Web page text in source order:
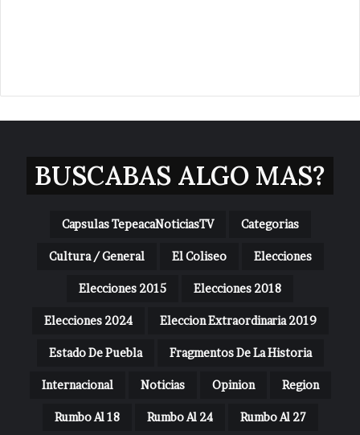
BUSCABAS ALGO MAS?
Capsulas TepeacaNoticiasTV Categorias
Cultura / General El Coliseo Elecciones
Elecciones 2015 Elecciones 2018
Elecciones 2024 Eleccion Extraordinaria 2019
Estado De Puebla Fragmentos De La Historia
Internacional Noticias Opinion Region
Rumbo Al 18 Rumbo Al 24 Rumbo Al 27